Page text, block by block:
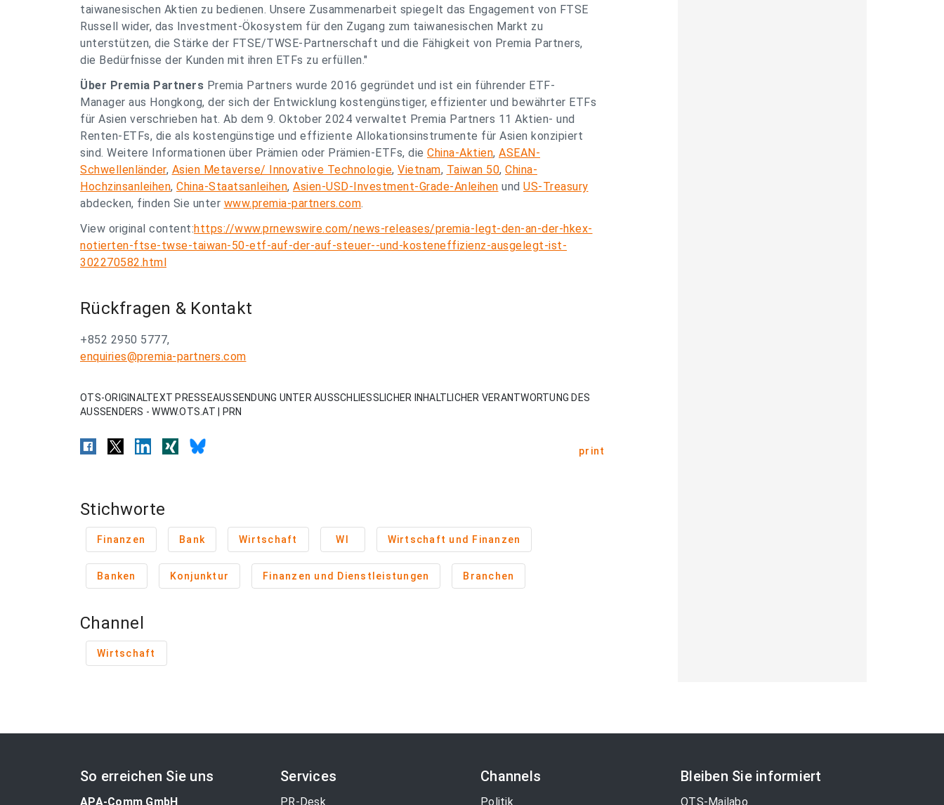
taiwanesischen Aktien zu bedienen. Unsere Zusammenarbeit spiegelt das Engagement von FTSE
Russell wider, das Investment-Ökosystem für den Zugang zum taiwanesischen Markt zu
unterstützen, die Stärke der FTSE/TWSE-Partnerschaft und die Fähigkeit von Premia Partners,
die Bedürfnisse der Kunden mit ihren ETFs zu erfüllen."
Über Premia Partners Premia Partners wurde 2016 gegründet und ist ein führender ETF-
Manager aus Hongkong, der sich der Entwicklung kostengünstiger, effizienter und bewährter ETFs
für Asien verschrieben hat. Ab dem 9. Oktober 2024 verwaltet Premia Partners 11 Aktien- und
Renten-ETFs, die als kostengünstige und effiziente Allokationsinstrumente für Asien konzipiert
sind. Weitere Informationen über Prämien oder Prämien-ETFs, die China-Aktien, ASEAN-
Schwellenländer, Asien Metaverse/ Innovative Technologie, Vietnam, Taiwan 50, China-
Hochzinsanleihen, China-Staatsanleihen, Asien-USD-Investment-Grade-Anleihen und US-Treasury
abdecken, finden Sie unter www.premia-partners.com.
View original content:https://www.prnewswire.com/news-releases/premia-legt-den-an-der-hkex-
notierten-ftse-twse-taiwan-50-etf-auf-der-auf-steuer--und-kosteneffizienz-ausgelegt-ist-
302270582.html
Rückfragen & Kontakt
+852 2950 5777,
enquiries@premia-partners.com
OTS-ORIGINALTEXT PRESSEAUSSENDUNG UNTER AUSSCHLIESSLICHER INHALTLICHER VERANTWORTUNG DES
AUSSENDERS - WWW.OTS.AT | PRN
print
Stichworte
Finanzen Bank Wirtschaft WI Wirtschaft und Finanzen
Banken Konjunktur Finanzen und Dienstleistungen Branchen
Channel
Wirtschaft
So erreichen Sie uns
APA-Comm GmbH
Services
PR-Desk
Channels
Politik
Bleiben Sie informiert
OTS-Mailabo